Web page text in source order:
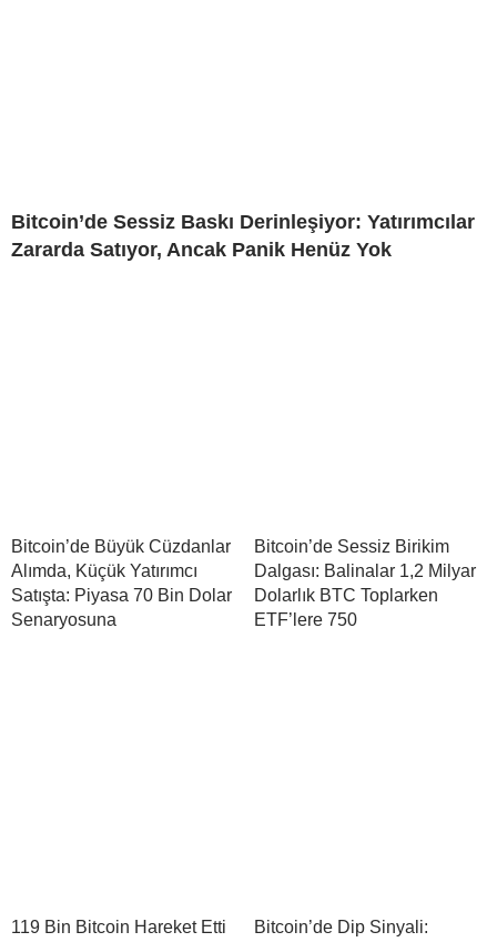
Bitcoin’de Sessiz Baskı Derinleşiyor: Yatırımcılar
Zararda Satıyor, Ancak Panik Henüz Yok
Bitcoin’de Büyük Cüzdanlar
Alımda, Küçük Yatırımcı
Satışta: Piyasa 70 Bin Dolar
Senaryosuna
Bitcoin’de Sessiz Birikim
Dalgası: Balinalar 1,2 Milyar
Dolarlık BTC Toplarken
ETF’lere 750
119 Bin Bitcoin Hareket Etti
Bitcoin’de Dip Sinyali: